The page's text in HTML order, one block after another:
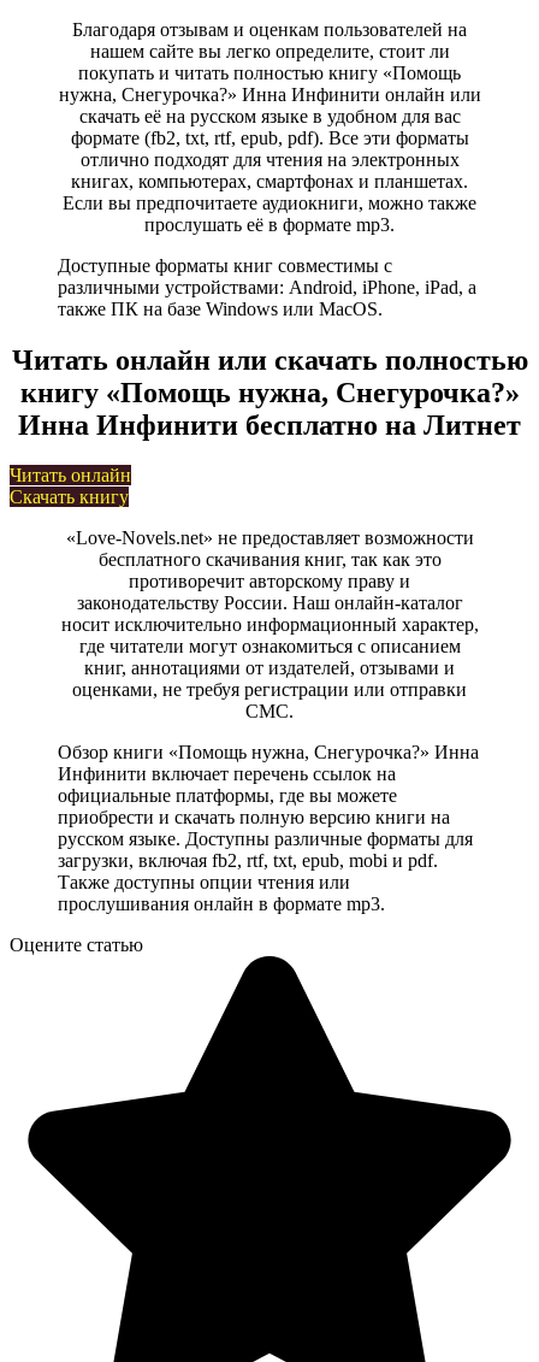
Благодаря отзывам и оценкам пользователей на
нашем сайте вы легко определите, стоит ли
покупать и читать полностью книгу «Помощь
нужна, Снегурочка?» Инна Инфинити онлайн или
скачать её на русском языке в удобном для вас
формате (fb2, txt, rtf, epub, pdf). Все эти форматы
отлично подходят для чтения на электронных
книгах, компьютерах, смартфонах и планшетах.
Если вы предпочитаете аудиокниги, можно также
прослушать её в формате mp3.
Доступные форматы книг совместимы с
различными устройствами: Android, iPhone, iPad, а
также ПК на базе Windows или MacOS.
Читать онлайн или скачать полностью
книгу «Помощь нужна, Снегурочка?»
Инна Инфинити бесплатно на Литнет
Читать онлайн
Скачать книгу
«Love-Novels.net» не предоставляет возможности
бесплатного скачивания книг, так как это
противоречит авторскому праву и
законодательству России. Наш онлайн-каталог
носит исключительно информационный характер,
где читатели могут ознакомиться с описанием
книг, аннотациями от издателей, отзывами и
оценками, не требуя регистрации или отправки
СМС.
Обзор книги «Помощь нужна, Снегурочка?» Инна
Инфинити включает перечень ссылок на
официальные платформы, где вы можете
приобрести и скачать полную версию книги на
русском языке. Доступны различные форматы для
загрузки, включая fb2, rtf, txt, epub, mobi и pdf.
Также доступны опции чтения или
прослушивания онлайн в формате mp3.
Оцените статью